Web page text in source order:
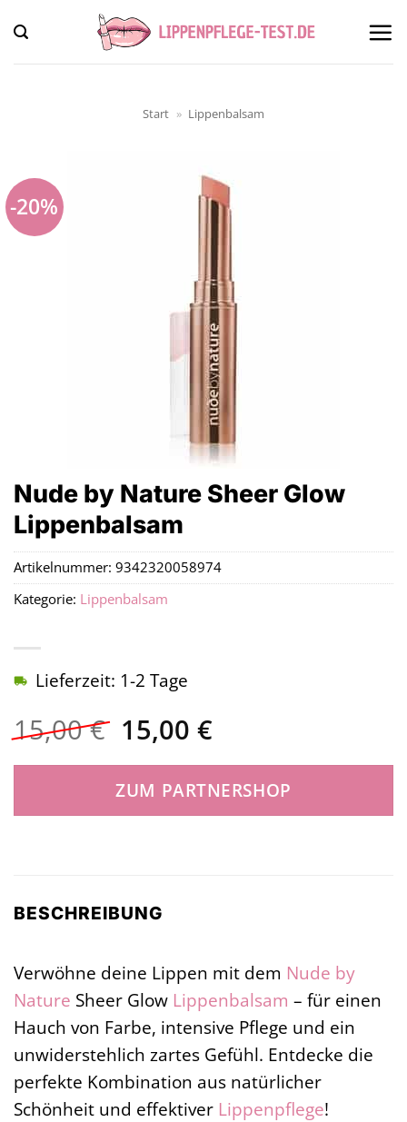
Inhalt
springen
Start » Lippenbalsam
-20%
Nude by Nature Sheer Glow
Lippenbalsam
15,00€ Ursprünglicher
Preis
war:
15,00 €
15,00 €Aktueller
ist:
15,00 €.
Lieferzeit: 1-2 Tage
ZUM PARTNERSHOP
Artikelnummer: 9342320058974
Kategorie: Lippenbalsam
BESCHREIBUNG
Verwöhne deine Lippen mit dem Nude by
Nature Sheer Glow Lippenbalsam – für einen
Hauch von Farbe, intensive Pflege und ein
unwiderstehlich zartes Gefühl. Entdecke die
perfekte Kombination aus natürlicher
Schönheit und effektiver Lippenpflege!